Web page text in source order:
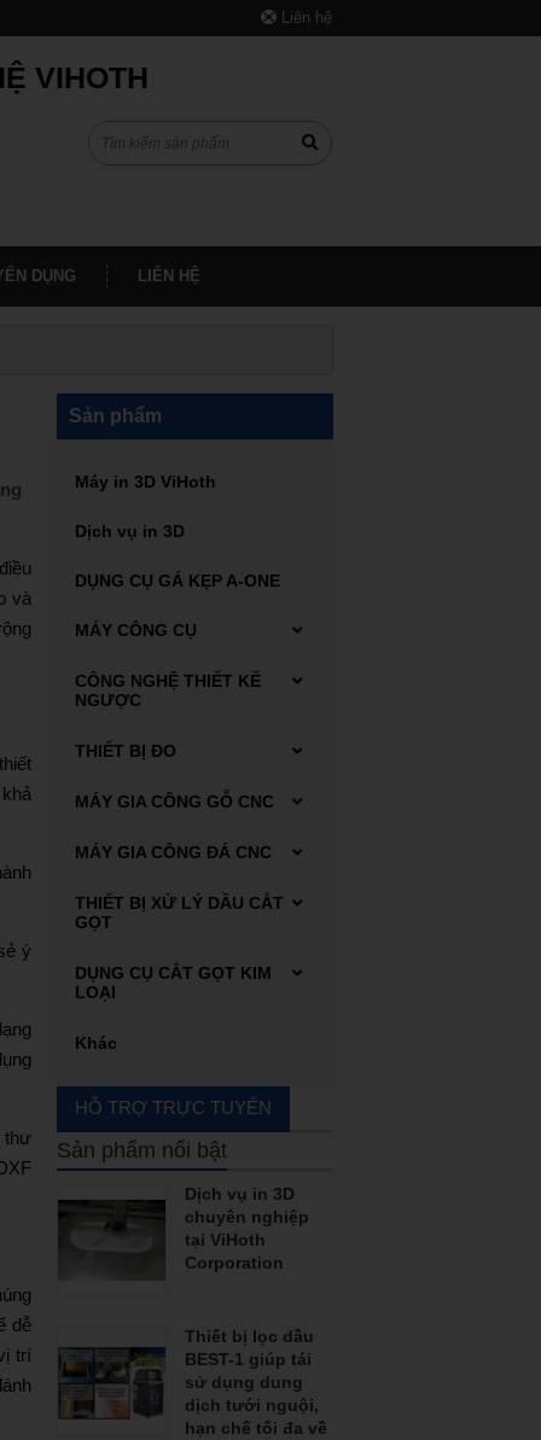
Liên hệ
VIHOTH
DỤNG LIÊN HỆ
và
ý
thư
dễ
trí
Sản phẩm
Máy in 3D ViHoth
Dịch vụ in 3D
DỤNG CỤ GÁ KẸP A-ONE
MÁY CÔNG CỤ
Máy tiện
CÔNG NGHỆ THIẾT KẾ
NGƯỢC
Máy Scan 3D FARO
THIẾT BỊ ĐO
Dụng cụ đo Mitutoyo
Thiết bị đo kiểm
MÁY GIA CÔNG GỖ CNC
Máy phay gỗ CNC
Máy tiện gỗ CNC
MÁY GIA CÔNG ĐÁ CNC
Carbide end mill
THIẾT BỊ XỬ LÝ DẦU CẮT
GỌT
Thiết bị xử lý dung dịch
tưới nguội
Thiết bị xử lý mạt sắt bùn
lắng
DỤNG CỤ CẮT GỌT KIM
LOẠI
Automatic lathes
Boring bar
Carbide end mill
Grooving
Machine accessories
Rapid_drill_(U-drill)
Khác
HỖ TRỢ TRỰC TUYẾN
Sản phẩm nổi bật
Dịch vụ in 3D
chuyên nghiệp
tại ViHoth
Corporation
Thiết bị lọc dầu
BEST-1 giúp tái
sử dụng dung
dịch tưới nguội,
hạn chế tối đa về